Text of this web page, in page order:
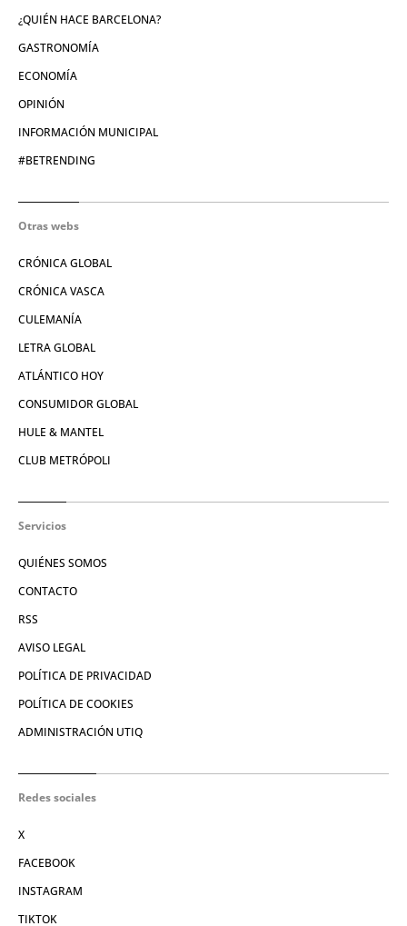
¿QUIÉN HACE BARCELONA?
GASTRONOMÍA
ECONOMÍA
OPINIÓN
INFORMACIÓN MUNICIPAL
#BETRENDING
Otras webs
CRÓNICA GLOBAL
CRÓNICA VASCA
CULEMANÍA
LETRA GLOBAL
ATLÁNTICO HOY
CONSUMIDOR GLOBAL
HULE & MANTEL
CLUB METRÓPOLI
Servicios
QUIÉNES SOMOS
CONTACTO
RSS
AVISO LEGAL
POLÍTICA DE PRIVACIDAD
POLÍTICA DE COOKIES
ADMINISTRACIÓN UTIQ
Redes sociales
X
FACEBOOK
INSTAGRAM
TIKTOK